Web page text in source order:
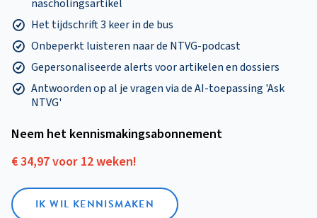
nascholingsartikel
Het tijdschrift 3 keer in de bus
Onbeperkt luisteren naar de NTVG-podcast
Gepersonaliseerde alerts voor artikelen en dossiers
Antwoorden op al je vragen via de AI-toepassing 'Ask
NTVG'
Neem het kennismakings­abonnement
€ 34,97 voor 12 weken!
IK WIL KENNISMAKEN